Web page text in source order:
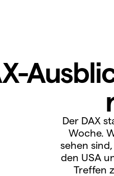
Der DAX
Woche.
sehen
den USA
Treffen